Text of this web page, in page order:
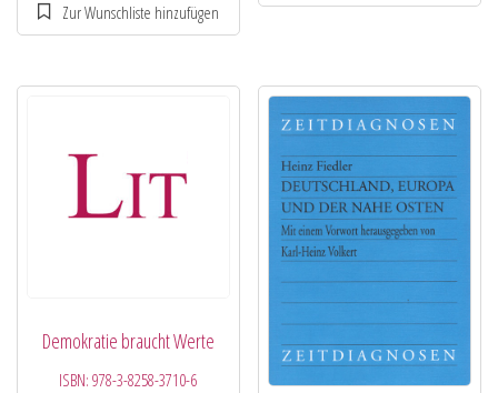
Demokratie braucht Werte
ISBN:978-3-8258-3710-6